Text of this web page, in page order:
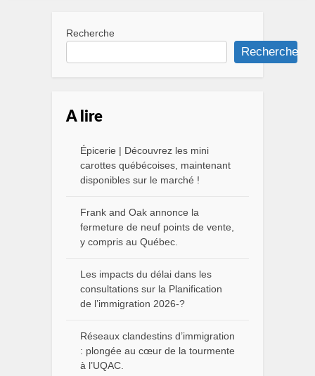
Recherche
Recherche
A lire
Épicerie | Découvrez les mini
carottes québécoises, maintenant
disponibles sur le marché !
Frank and Oak annonce la
fermeture de neuf points de vente,
y compris au Québec.
Les impacts du délai dans les
consultations sur la Planification
de l’immigration 2026-?
Réseaux clandestins d’immigration
: plongée au cœur de la tourmente
à l’UQAC.